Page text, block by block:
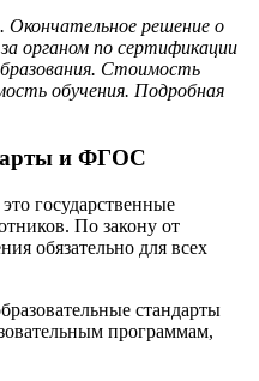
Окончательное решение о
органом по сертификации
Стоимость
обучения. Подробная
и ФГОС
государственные
По закону от
обязательно для всех
стандарты
программам,